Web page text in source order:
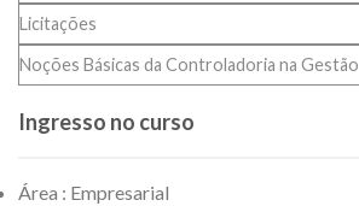
Licitações
Noções Básicas da Controladoria na Gestão
Ingresso no curso
Área : Empresarial